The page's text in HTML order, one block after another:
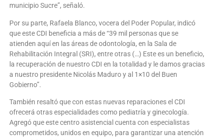
municipio Sucre”, señaló.
Por su parte, Rafaela Blanco, vocera del Poder Popular, indicó
que este CDI beneficia a más de “39 mil personas que se
atienden aquí en las áreas de odontología, en la Sala de
Rehabilitación Integral (SRI), entre otras (…) Este es un beneficio,
la recuperación de nuestro CDI en la totalidad y le damos gracias
a nuestro presidente Nicolás Maduro y al 1×10 del Buen
Gobierno”.
También resaltó que con estas nuevas reparaciones el CDI
ofrecerá otras especialidades como pediatría y ginecología.
Agregó que este centro asistencial cuenta con especialistas
comprometidos, unidos en equipo, para garantizar una atención